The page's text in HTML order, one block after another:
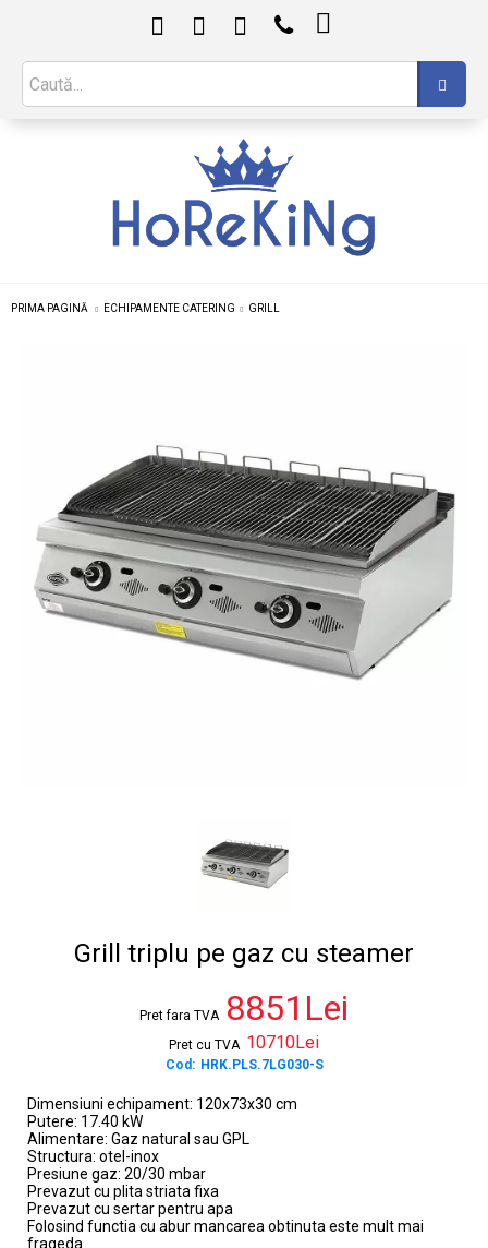

PRIMA PAGINĂ ECHIPAMENTE CATERING GRILL
Grill triplu pe gaz cu steamer
Pret fara TVA 8851Lei
Pret cu TVA 10710Lei
Cod: HRK.PLS.7LG030-S
Dimensiuni echipament: 120x73x30 cm
Putere: 17.40 kW
Alimentare: Gaz natural sau GPL
Structura: otel-inox
Presiune gaz: 20/30 mbar
Prevazut cu plita striata fixa
Prevazut cu sertar pentru apa
Folosind functia cu abur mancarea obtinuta este mult mai
frageda